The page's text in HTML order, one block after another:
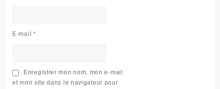
E-mail *
Enregistrer mon nom, mon e-mail
et mon site dans le navigateur pour